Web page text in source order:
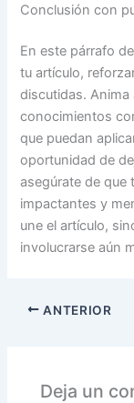
Conclusión con
En este párrafo
tu artículo,
discutidas.
conocimientos
que puedan
oportunidad de
asegúrate de que
impactantes y
une el artículo,
involucrarse aún
ANTERIOR
Deja un